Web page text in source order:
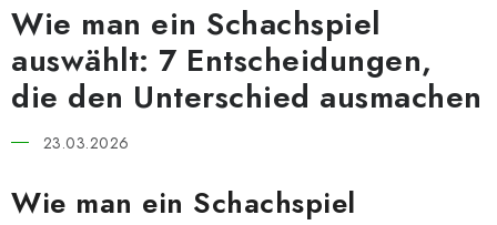
SCHACHFIGUREN
SCHACHBRETTER
SCHACHUHREN
SCHACHBÜCHER
Wie man ein Schachspiel
auswählt: 7 Entscheidungen,
die den Unterschied ausmachen
23.03.2026
Wie man ein Schachspiel